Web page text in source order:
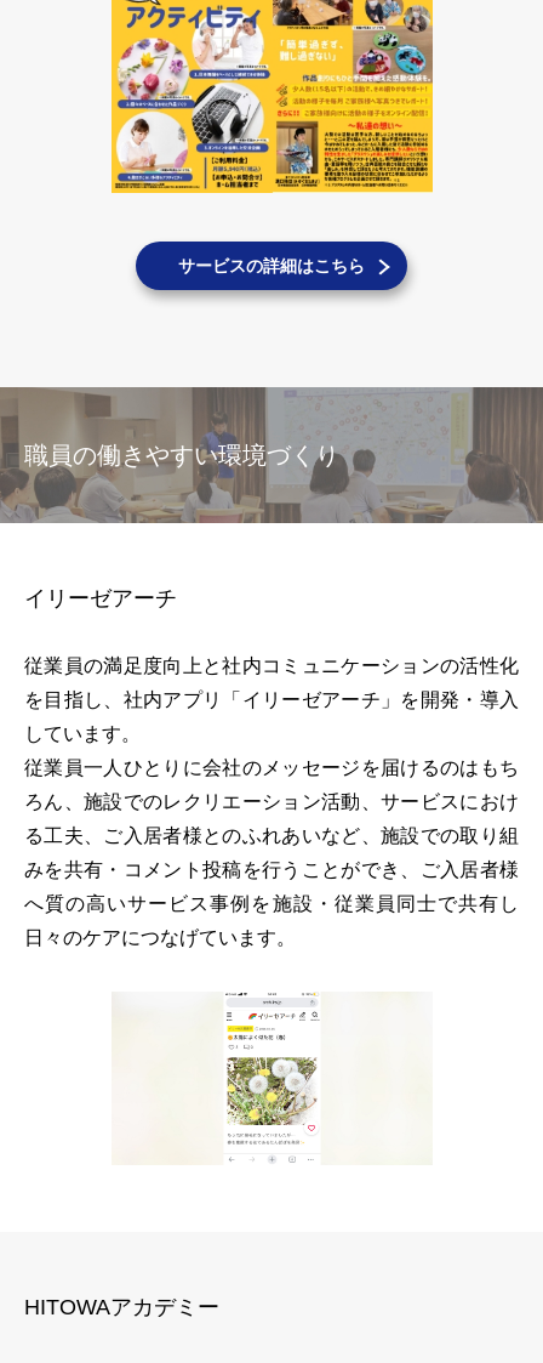
サービスの詳細はこちら
職員の働きやすい環境づくり
イリーゼアーチ
従業員の満足度向上と社内コミュニケーションの活性化
を目指し、社内アプリ「イリーゼアーチ」を開発・導入
しています。
従業員一人ひとりに会社のメッセージを届けるのはもち
ろん、施設でのレクリエーション活動、サービスにおけ
る工夫、ご入居者様とのふれあいなど、施設での取り組
みを共有・コメント投稿を行うことができ、ご入居者様
へ質の高いサービス事例を施設・従業員同士で共有し
日々のケアにつなげています。
HITOWAアカデミー